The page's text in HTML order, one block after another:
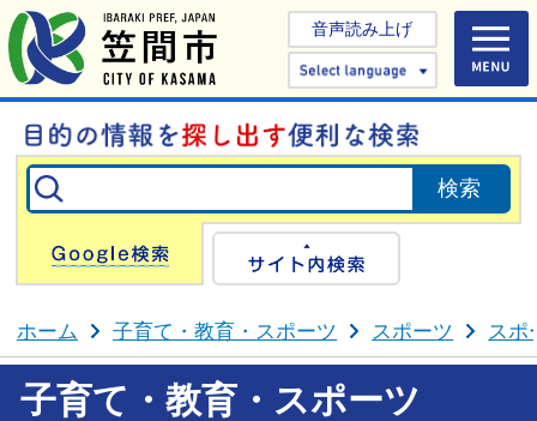
音声読み上げ
Select
Google検索
ホーム 子育て・教育・スポーツ スポーツ スポ
子育て・教育・スポーツ